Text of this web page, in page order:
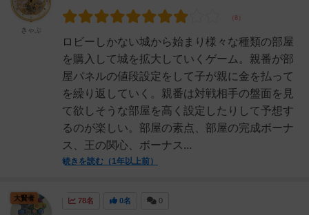
ロビーしかない城から始まり様々な種類の部屋
を購入して城を拡大していくゲーム。親番が部
屋パネルの値段設定をして子が親に金を払って
を繰り返していく。親番は対戦相手の盤面を見
て欲しそうな部屋を高く設定したりして予想す
るのが楽しい。部屋の素点、部屋の完成ボーナ
ス、王の関心、ボーナス...
続きを読む（1年以上前）
きゃぷ
78名 0名 0
大賢者